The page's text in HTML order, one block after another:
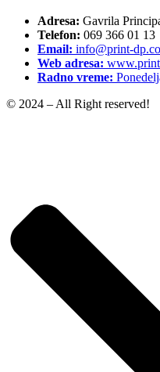
Adresa: Gavrila
Telefon: 069 366 01 13
Email: info@print-
Web adresa:
Radno vreme:
© 2024 – All Right reserved!